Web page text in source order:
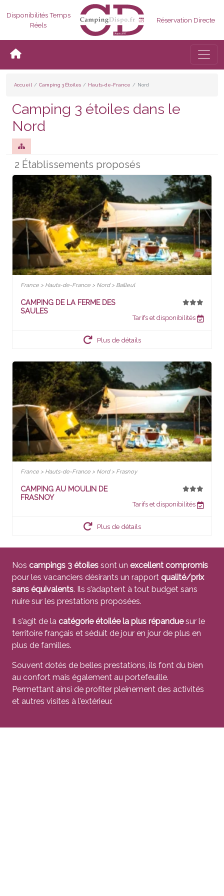
Disponibilités Temps
Réels
Réservation Directe
Accueil Camping 3 Étoiles Hauts-de-France Nord
Camping 3 étoiles dans le
Nord
2 Établissements proposés
France > Hauts-de-France > Nord > Bailleul
CAMPING DE LA FERME DES
SAULES
Tarifs et disponibilités
Plus de détails
France > Hauts-de-France > Nord > Frasnoy
CAMPING AU MOULIN DE
FRASNOY
Tarifs et disponibilités
Plus de détails
Nos campings 3 étoiles sont un excellent compromis
pour les vacanciers désirants un rapport qualité/prix
sans équivalents. Ils s’adaptent à tout budget sans
nuire sur les prestations proposées.
Il s’agit de la catégorie étoilée la plus répanduesur le
territoire français et séduit de jour en jour de plus en
plus de familles.
Souvent dotés de belles prestations, ils font du bien
au confort mais également au portefeuille.
Permettant ainsi de profiter pleinement des activités
et autres visites à l’extérieur.